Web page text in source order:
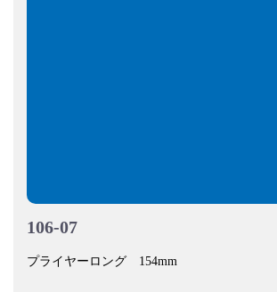
106-07
プライヤーロング 154mm